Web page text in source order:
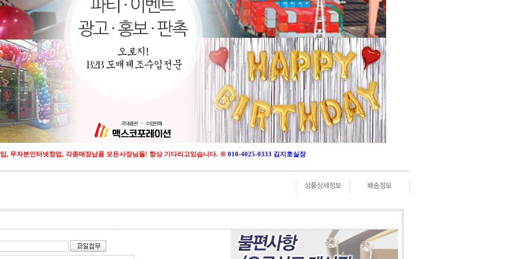
, 무자본인터넷창업, 각종매장납품 모든사장님들! 항상 기다리고있습니다. ※ 010-4025-0333 김지호실장